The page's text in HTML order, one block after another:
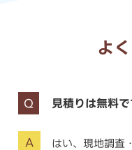
よ
見積りは無料
はい、現地調査